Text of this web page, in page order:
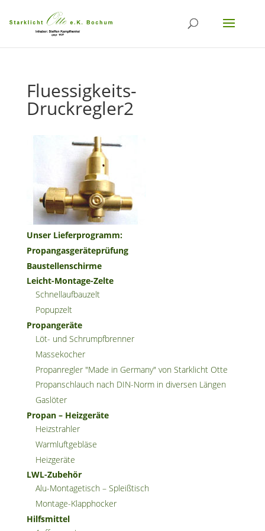
Fluessigkeits-
Druckregler2
Unser Lieferprogramm:
Propangasgeräteprüfung
Baustellenschirme
Leicht-Montage-Zelte
Schnellaufbauzelt
Popupzelt
Propangeräte
Löt- und Schrumpfbrenner
Massekocher
Propanregler "Made in Germany" von Starklicht Otte
Propanschlauch nach DIN-Norm in diversen Längen
Gaslöter
Propan – Heizgeräte
Heizstrahler
Warmluftgebläse
Heizgeräte
LWL-Zubehör
Alu-Montagetisch – Spleißtisch
Montage-Klapphocker
Hilfsmittel